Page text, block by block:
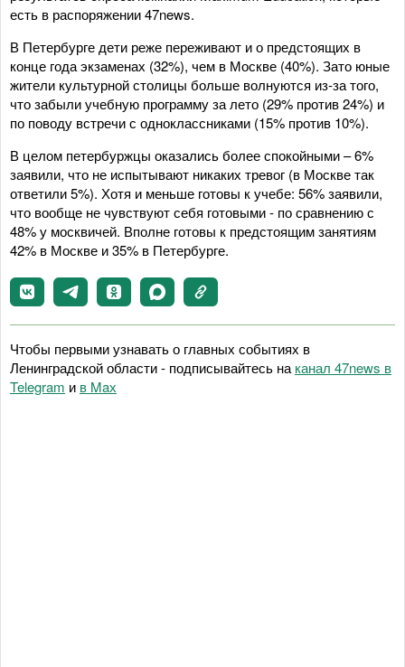
есть в распоряжении 47news.
В Петербурге дети реже переживают и о предстоящих в
конце года экзаменах (32%), чем в Москве (40%). Зато юные
жители культурной столицы больше волнуются из-за того,
что забыли учебную программу за лето (29% против 24%) и
по поводу встречи с одноклассниками (15% против 10%).
В целом петербуржцы оказались более спокойными – 6%
заявили, что не испытывают никаких тревог (в Москве так
ответили 5%). Хотя и меньше готовы к учебе: 56% заявили,
что вообще не чувствуют себя готовыми - по сравнению с
48% у москвичей. Вполне готовы к предстоящим занятиям
42% в Москве и 35% в Петербурге.
Чтобы первыми узнавать о главных событиях в
Ленинградской области - подписывайтесь на канал 47news в
Telegram и в Maх